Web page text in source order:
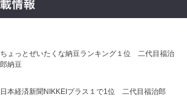
ちょっとぜいたくな納豆ランキング１位 二代目福治
郎納豆
日本経済新聞NIKKEIプラス１で1位 二代目福治郎